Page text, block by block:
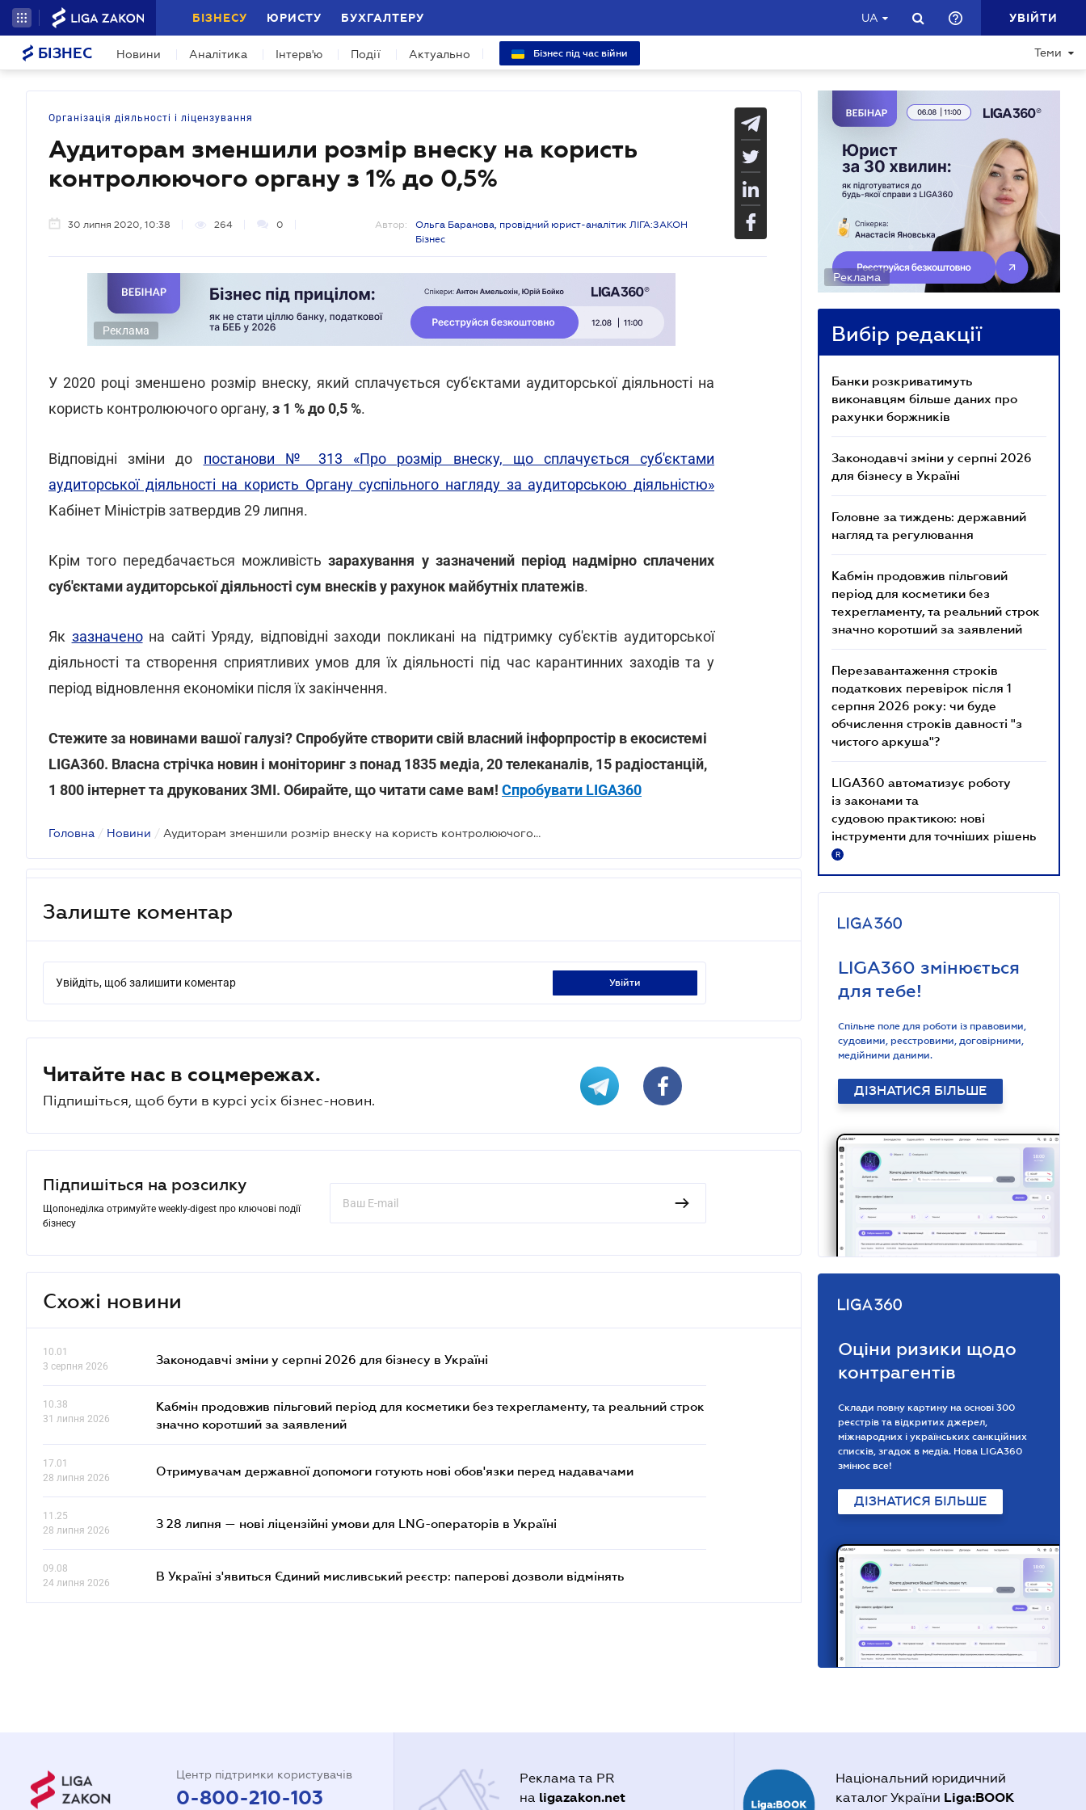
БІЗНЕСУ ЮРИСТУ БУХГАЛТЕРУ UA УВІЙТИ
БІЗНЕС Новини Аналітика Інтерв'ю Події Актуально Бізнес під час війни Теми
Організація діяльності і ліцензування
Аудиторам зменшили розмір внеску на користь
контролюючого органу з 1% до 0,5%
30 липня 2020, 10:38 264 0 Автор:
Ольга Баранова, провідний юрист-аналітик ЛІГА:ЗАКОН
Бізнес
Реклама
У 2020 році зменшено розмір внеску, який сплачується суб'єктами аудиторської діяльності на
користь контролюючого органу, з 1 % до 0,5 %.
Відповідні зміни до постанови № 313 «Про розмір внеску, що сплачується суб'єктами
аудиторської діяльності на користь Органу суспільного нагляду за аудиторською діяльністю»
Кабінет Міністрів затвердив 29 липня.
Крім того передбачається можливістьзарахування у зазначений період надмірно сплачених
суб'єктами аудиторської діяльності сум внесків у рахунок майбутніх платежів.
Як зазначенона сайті Уряду, відповідні заходи покликані на підтримку суб'єктів аудиторської
діяльності та створення сприятливих умов для їх діяльності під час карантинних заходів та у
період відновлення економіки після їх закінчення.
Стежите за новинами вашої галузі? Спробуйте створити свій власний інфорпростір в екосистемі
LIGA360. Власна стрічка новин і моніторинг з понад 1835 медіа, 20 телеканалів, 15 радіостанцій,
1 800 інтернет та друкованих ЗМІ. Обирайте, що читати саме вам! Спробувати LIGA360
Головна / Новини / Аудиторам зменшили розмір внеску на користь контролюючого органу з 1% до 0,5%
Залиште коментар
Увійдіть, щоб залишити коментар увійти
Читайте нас в соцмережах.
Підпишіться, щоб бути в курсі усіх бізнес-новин.
Підпишіться на розсилку
Щопонеділка отримуйте weekly-digest про ключові події
бізнесу
Схожі новини
10.01
3 серпня 2026
Законодавчі зміни у серпні 2026 для бізнесу в Україні
10.38
31 липня 2026
Кабмін продовжив пільговий період для косметики без техрегламенту, та реальний строк
значно коротший за заявлений
17.01
28 липня 2026
Отримувачам державної допомоги готують нові обов'язки перед надавачами
11.25
28 липня 2026
З 28 липня — нові ліцензійні умови для LNG-операторів в Україні
09.08
24 липня 2026
В Україні з'явиться Єдиний мисливський реєстр: паперові дозволи відмінять
Реклама
Вибір редакції
Банки розкриватимуть
виконавцям більше даних про
рахунки боржників
Законодавчі зміни у серпні 2026
для бізнесу в Україні
Головне за тиждень: державний
нагляд та регулювання
Кабмін продовжив пільговий
період для косметики без
техрегламенту, та реальний строк
значно коротший за заявлений
Перезавантаження строків
податкових перевірок після 1
серпня 2026 року: чи буде
обчислення строків давності "з
чистого аркуша"?
LIGA360 автоматизує роботу
із законами та
судовою практикою: нові
інструменти для точніших рішень
R
LIGA360 змінюється
для тебе!
Спільне поле для роботи із правовими,
судовими, реєстровими, договірними,
медійними даними.
ДІЗНАТИСЯ БІЛЬШЕ
Оціни ризики щодо
контрагентів
Склади повну картину на основі 300
реєстрів та відкритих джерел,
міжнародних і українських санкційних
списків, згадок в медіа. Нова LIGA360
змінює все!
ДІЗНАТИСЯ БІЛЬШЕ
Центр підтримки користувачів
0-800-210-103
Реклама та PR
на ligazakon.net
Національний юридичний
каталог України Liga:BOOK